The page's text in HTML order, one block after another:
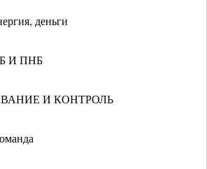
деньги
И ПНБ
И КОНТРОЛЬ